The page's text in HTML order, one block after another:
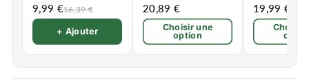
Intelligent Wifi
9,99 €16,39 €
+ Ajouter
détecteur de
mouvement
20,89 €
Choisir une
option
IP44
19,99 €
Choisir